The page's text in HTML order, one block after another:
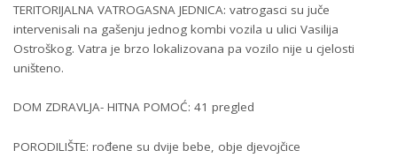
TERITORIJALNA VATROGASNA JEDNICA: vatrogasci su juče
intervenisali na gašenju jednog kombi vozila u ulici Vasilija
Ostroškog. Vatra je brzo lokalizovana pa vozilo nije u cjelosti
uništeno.
DOM ZDRAVLJA- HITNA POMOĆ: 41 pregled
PORODILIŠTE: rođene su dvije bebe, obje djevojčice